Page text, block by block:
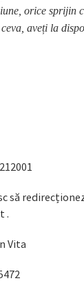
orice sprijin
aveți la
să
.
Vita